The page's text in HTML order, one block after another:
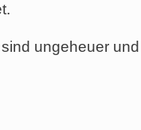
ungeheuer